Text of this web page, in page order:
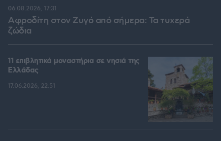
Αφροδίτη στον Ζυγό από σήμερα: Τα τυχερά
ζώδια
06.08.2026, 17:31
11 επιβλητικά μοναστήρια σε νησιά της
Ελλάδας
17.06.2026, 22:51